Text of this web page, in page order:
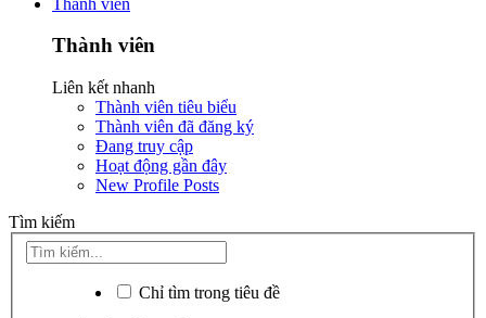
Thành viên
Liên kết nhanh
Thành viên tiêu biểu
Thành viên đã đăng ký
Đang truy cập
Hoạt động gần đây
New Profile Posts
Tìm kiếm
Chỉ tìm trong tiêu đề